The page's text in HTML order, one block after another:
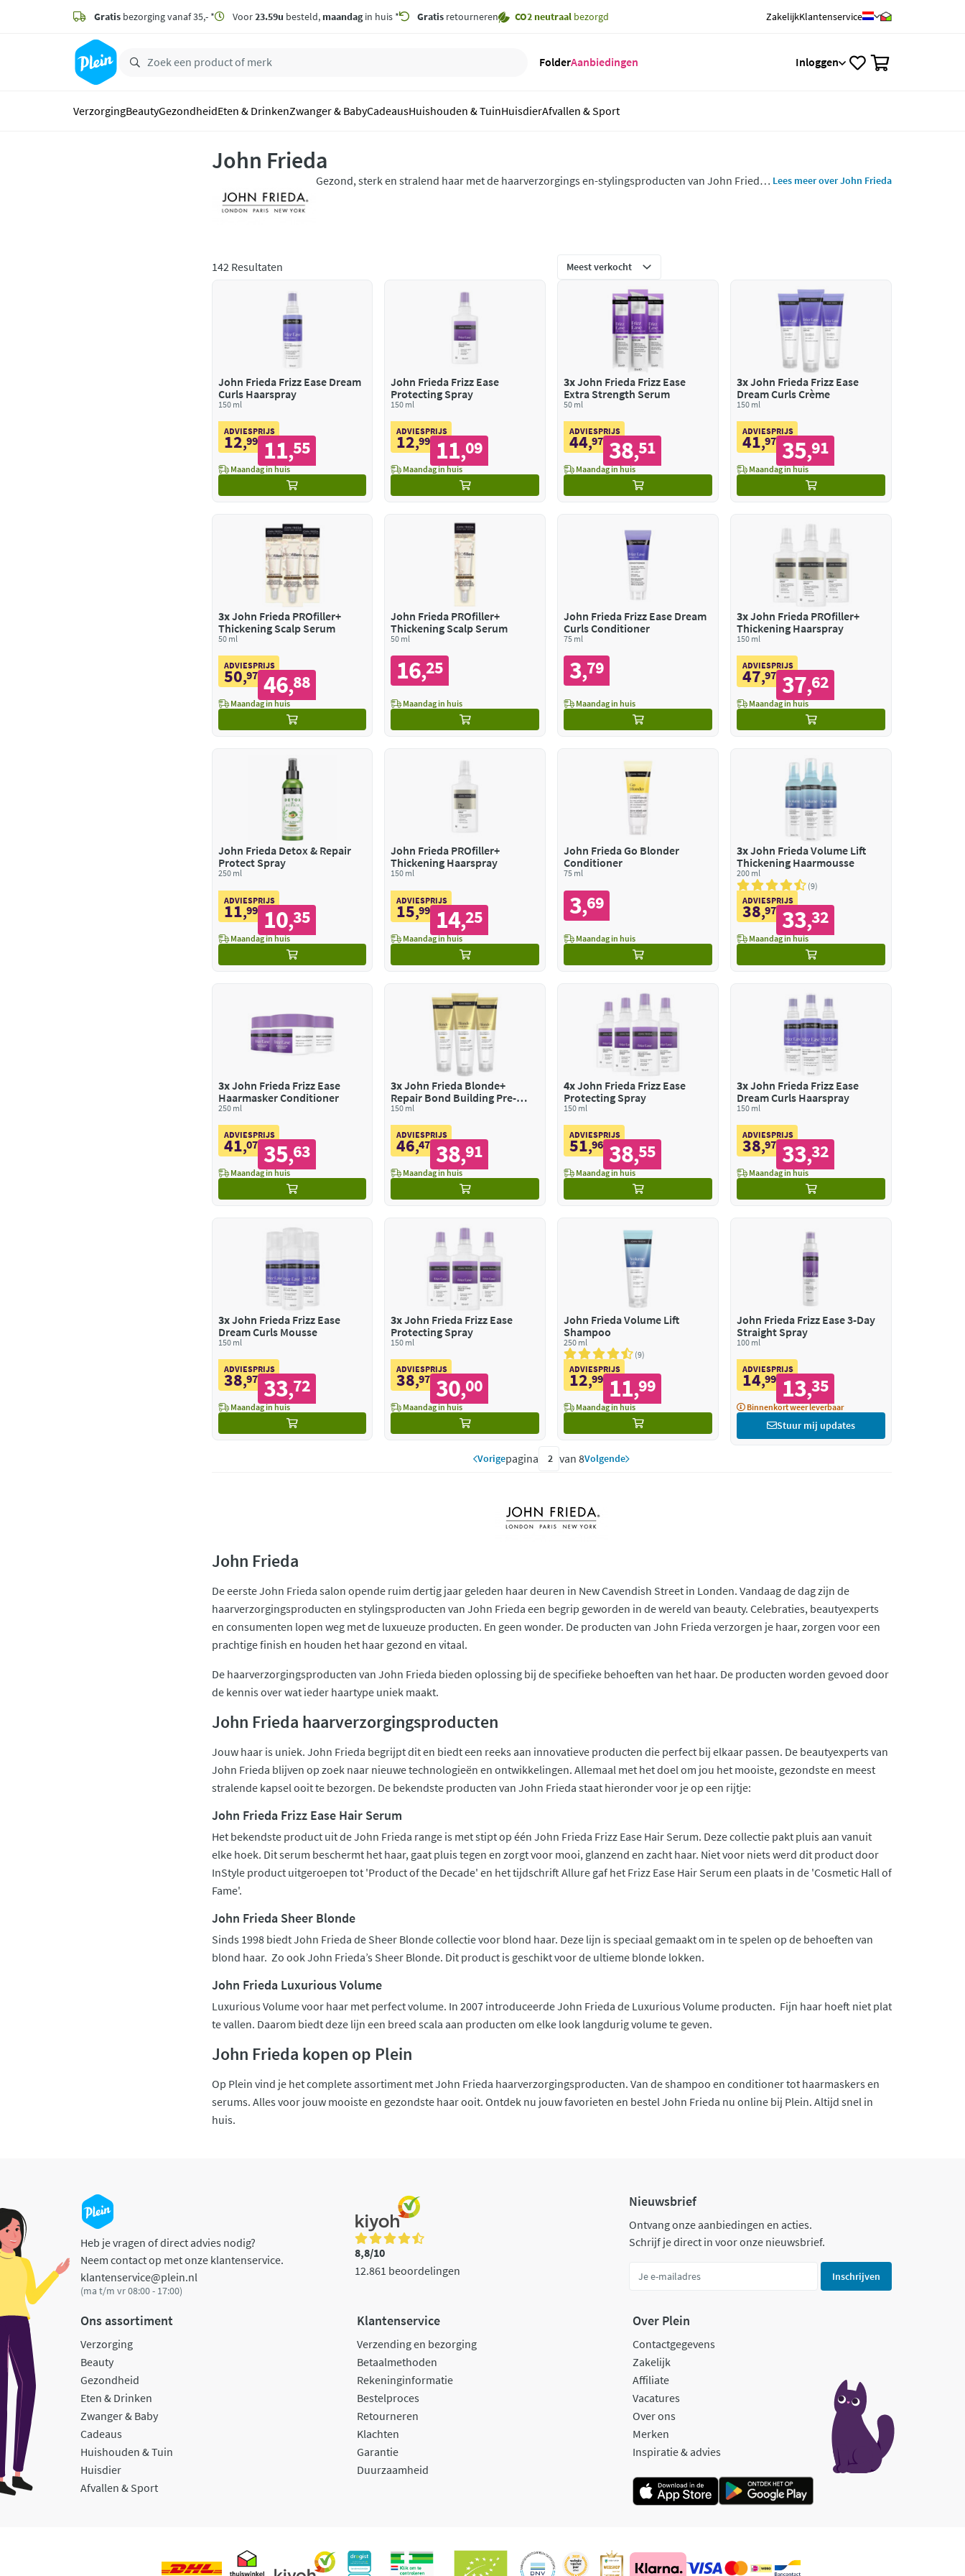
zoeken
hoofdinhoud
Gratis bezorging vanaf 35,- * Voor23.59u besteld, maandagin huis * Gratis retourneren CO2 neutraal bezorgd ZakelijkKlantenservice
FolderAanbiedingen Inloggen
VerzorgingBeautyGezondheidEten & DrinkenZwanger & BabyCadeausHuishouden & TuinHuisdierAfvallen & Sport
John Frieda
Gezond, sterk en stralend haar met de haarverzorgings en-stylingsproducten van John Frieda. Lees meer over John Frieda
142 Resultaten
John Frieda Frizz Ease Dream
Curls Haarspray
150 ml
ADVIESPRIJS
12,99 11,55
Maandag in huis
John Frieda Frizz Ease
Protecting Spray
150 ml
ADVIESPRIJS
12,99 11,09
Maandag in huis
3xJohn Frieda Frizz Ease
Extra Strength Serum
50 ml
ADVIESPRIJS
44,97 38,51
Maandag in huis
3xJohn Frieda Frizz Ease
Dream Curls Crème
150 ml
ADVIESPRIJS
41,97 35,91
Maandag in huis
3xJohn Frieda PROfiller+
Thickening Scalp Serum
50 ml
ADVIESPRIJS
50,97 46,88
Maandag in huis
John Frieda PROfiller+
Thickening Scalp Serum
50 ml
16,25
Maandag in huis
John Frieda Frizz Ease Dream
Curls Conditioner
75 ml
3,79
Maandag in huis
3xJohn Frieda PROfiller+
Thickening Haarspray
150 ml
ADVIESPRIJS
47,97 37,62
Maandag in huis
John Frieda Detox & Repair
Protect Spray
250 ml
ADVIESPRIJS
11,99 10,35
Maandag in huis
John Frieda PROfiller+
Thickening Haarspray
150 ml
ADVIESPRIJS
15,99 14,25
Maandag in huis
John Frieda Go Blonder
Conditioner
75 ml
3,69
Maandag in huis
3xJohn Frieda Volume Lift
Thickening Haarmousse
200 ml
9
ADVIESPRIJS
38,97 33,32
Maandag in huis
3xJohn Frieda Frizz Ease
Haarmasker Conditioner
250 ml
ADVIESPRIJS
41,07 35,63
Maandag in huis
3xJohn Frieda Blonde+
Repair Bond Building Pre-
Shampoo
150 ml
ADVIESPRIJS
46,47 38,91
Maandag in huis
4xJohn Frieda Frizz Ease
Protecting Spray
150 ml
ADVIESPRIJS
51,96 38,55
Maandag in huis
3xJohn Frieda Frizz Ease
Dream Curls Haarspray
150 ml
ADVIESPRIJS
38,97 33,32
Maandag in huis
3xJohn Frieda Frizz Ease
Dream Curls Mousse
150 ml
ADVIESPRIJS
38,97 33,72
Maandag in huis
3xJohn Frieda Frizz Ease
Protecting Spray
150 ml
ADVIESPRIJS
38,97 30,00
Maandag in huis
John Frieda Volume Lift
Shampoo
250 ml
9
ADVIESPRIJS
12,99 11,99
Maandag in huis
John Frieda Frizz Ease 3-Day
Straight Spray
100 ml
ADVIESPRIJS
14,99 13,35
Binnenkort weer leverbaar
Stuur mij updates
Vorigepagina van 8Volgende
John Frieda
De eerste John Frieda salon opende ruim dertig jaar geleden haar deuren in New Cavendish Street in Londen. Vandaag de dag zijn de
haarverzorgingsproducten en stylingsproducten van John Frieda een begrip geworden in de wereld van beauty. Celebraties, beautyexperts
en consumenten lopen weg met de luxueuze producten. En geen wonder. De producten van John Frieda verzorgen je haar, zorgen voor een
prachtige finish en houden het haar gezond en vitaal.
De haarverzorgingsproducten van John Frieda bieden oplossing bij de specifieke behoeften van het haar. De producten worden gevoed door
de kennis over wat ieder haartype uniek maakt.
John Frieda haarverzorgingsproducten
Jouw haar is uniek. John Frieda begrijpt dit en biedt een reeks aan innovatieve producten die perfect bij elkaar passen. De beautyexperts van
John Frieda blijven op zoek naar nieuwe technologieën en ontwikkelingen. Allemaal met het doel om jou het mooiste, gezondste en meest
stralende kapsel ooit te bezorgen. De bekendste producten van John Frieda staat hieronder voor je op een rijtje:
John Frieda Frizz Ease Hair Serum
Het bekendste product uit de John Frieda range is met stipt op één John Frieda Frizz Ease Hair Serum. Deze collectie pakt pluis aan vanuit
elke hoek. Dit serum beschermt het haar, gaat pluis tegen en zorgt voor mooi, glanzend en zacht haar. Niet voor niets werd dit product door
InStyle product uitgeroepen tot 'Product of the Decade' en het tijdschrift Allure gaf het Frizz Ease Hair Serum een plaats in de 'Cosmetic Hall of
Fame'.
John Frieda Sheer Blonde
Sinds 1998 biedt John Frieda de Sheer Blonde collectie voor blond haar. Deze lijn is speciaal gemaakt om in te spelen op de behoeften van
blond haar. Zo ook John Frieda’s Sheer Blonde. Dit product is geschikt voor de ultieme blonde lokken.
John Frieda Luxurious Volume
Luxurious Volume voor haar met perfect volume. In 2007 introduceerde John Frieda de Luxurious Volume producten. Fijn haar hoeft niet plat
te vallen. Daarom biedt deze lijn een breed scala aan producten om elke look langdurig volume te geven.
John Frieda kopen op Plein
Op Plein vind je het complete assortiment met John Frieda haarverzorgingsproducten. Van de shampoo en conditioner tot haarmaskers en
serums. Alles voor jouw mooiste en gezondste haar ooit. Ontdek nu jouw favorieten en bestel John Frieda nu online bij Plein. Altijd snel in
huis.
Heb je vragen of direct advies nodig?
Neem contact op met onze klantenservice.
klantenservice@plein.nl
(ma t/m vr 08:00 - 17:00)
8,8/10
12.861 beoordelingen
Nieuwsbrief
Ontvang onze aanbiedingen en acties.
Schrijf je direct in voor onze nieuwsbrief.
Inschrijven
Ons assortiment
Verzorging
Beauty
Gezondheid
Eten & Drinken
Zwanger & Baby
Cadeaus
Huishouden & Tuin
Huisdier
Afvallen & Sport
Klantenservice
Verzending en bezorging
Betaalmethoden
Rekeninginformatie
Bestelproces
Retourneren
Klachten
Garantie
Duurzaamheid
Over Plein
Contactgegevens
Zakelijk
Affiliate
Vacatures
Over ons
Merken
Inspiratie & advies